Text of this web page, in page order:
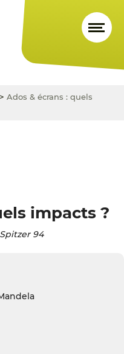
> Ados & écrans : quels
impacts ?
94